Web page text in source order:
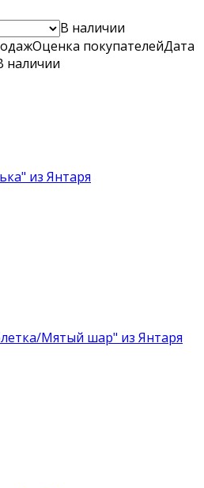
В наличии
Оценка покупателейДата
наличии
из Янтаря
Мятый шар" из Янтаря